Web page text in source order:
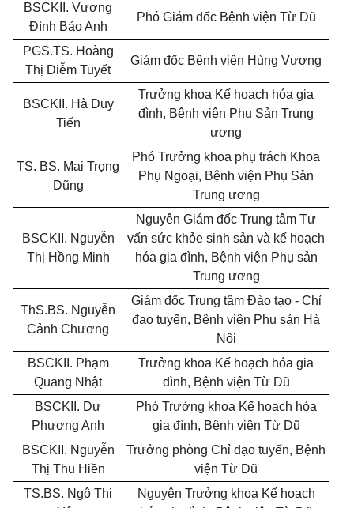
BSCKII. Vương
Đình Bảo Anh
Phó Giám đốc Bệnh viện Từ Dũ
PGS.TS. Hoàng
Thị Diễm Tuyết
Giám đốc Bệnh viện Hùng Vương
BSCKII. Hà Duy
Tiến
Trưởng khoa Kế hoạch hóa gia
đình, Bệnh viện Phụ Sản Trung
ương
TS. BS. Mai Trọng
Dũng
Phó Trưởng khoa phụ trách Khoa
Phụ Ngoại, Bệnh viện Phụ Sản
Trung ương
BSCKII. Nguyễn
Thị Hồng Minh
Nguyên Giám đốc Trung tâm Tư
vấn sức khỏe sinh sản và kế hoạch
hóa gia đình, Bệnh viện Phụ sản
Trung ương
ThS.BS. Nguyễn
Cảnh Chương
Giám đốc Trung tâm Đào tạo - Chỉ
đạo tuyến, Bệnh viện Phụ sản Hà
Nội
BSCKII. Phạm
Quang Nhật
Trưởng khoa Kế hoạch hóa gia
đình, Bệnh viện Từ Dũ
BSCKII. Dư
Phương Anh
Phó Trưởng khoa Kế hoạch hóa
gia đình, Bệnh viện Từ Dũ
BSCKII. Nguyễn
Thị Thu Hiền
Trưởng phòng Chỉ đạo tuyến, Bệnh
viện Từ Dũ
TS.BS. Ngô Thị
Nguyên Trưởng khoa Kế hoạch